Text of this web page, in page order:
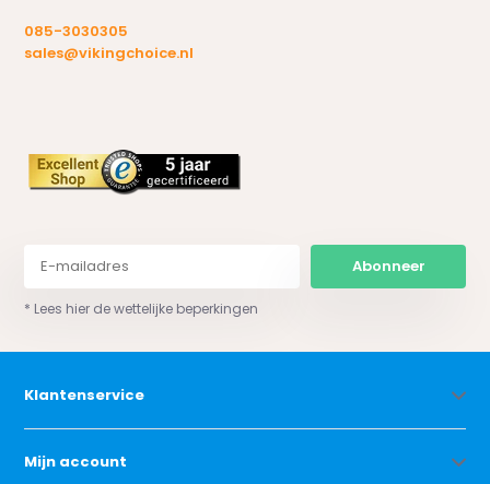
085-3030305
sales@vikingchoice.nl
Abonneer
* Lees hier de wettelijke beperkingen
Klantenservice
Mijn account